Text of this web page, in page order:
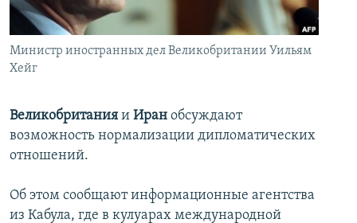
İZ - MƏDƏNIYYƏT PROQRAMI
MATERIALLARIMIZDAN ISTIFADƏ
AZADLIQRADIOSU MOBIL TELEFONUNUZDA
BIZIMLƏ ƏLAQƏ
RFE/RL-in bütün saytları
Министр иностранных дел Великобритании Уильям
Хейг
Великобритания и Иран обсуждают
возможность нормализации дипломатических
отношений.
Об этом сообщают информационные агентства
из Кабула, где в кулуарах международной